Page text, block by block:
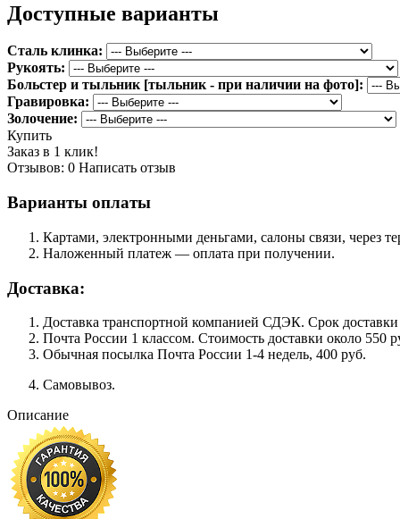
Доступные варианты
Сталь клинка:
Рукоять:
Больстер и тыльник [тыльник - при наличии на фото]:
Гравировка:
Золочение:
Купить
Заказ в 1 клик!
Отзывов: 0 Написать отзыв
Варианты оплаты
Картами, электронными деньгами, салоны связи, через
Наложенный платеж — оплата при получении.
Доставка:
Доставка транспортной компанией СДЭК. Срок
Почта России 1 классом. Cтоимость доставки около 550
Обычная посылка Почта России 1-4 недель, 400 руб.
Самовывоз.
Описание